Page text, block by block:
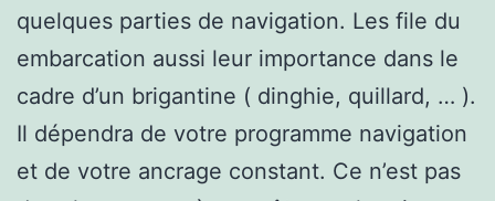
quelques parties de navigation. Les file du
embarcation aussi leur importance dans le
cadre d’un brigantine ( dinghie, quillard, … ).
Il dépendra de votre programme navigation
et de votre ancrage constant. Ce n’est pas